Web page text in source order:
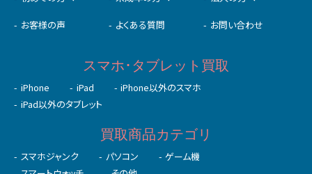
未成年の⽅へ 法人の方へ
お客様の声 よくある質問
スマホ･タブレット買取
iPhone iPad
iPhone以外のスマホ